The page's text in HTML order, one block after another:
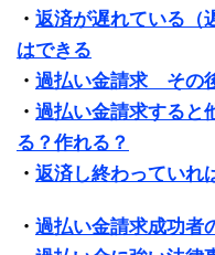
・ 返済が遅れている（
はできる
・ 過払い金請求 その
・ 過払い金請求すると
る？作れる？
・ 返済し終わっていれ
・ 過払い金請求成功者